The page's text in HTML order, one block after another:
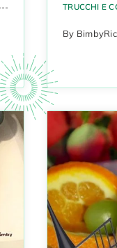
TRUCCHI E
By